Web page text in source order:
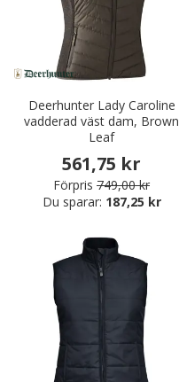
Deerhunter Lady Caroline
vadderad väst dam, Brown
Leaf
561,75 kr
Förpris 749,00 kr
Du sparar: 187,25 kr